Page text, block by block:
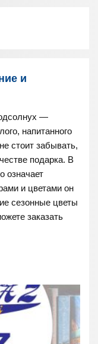
и
—
напитанного
стоит забывать,
подарка. В
означает
и цветами он
сезонные цветы
заказать